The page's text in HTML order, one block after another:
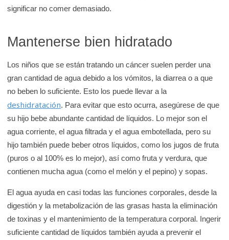
i
e
c
a
d
e
K
i
d
s
H
significar no comer demasiado.
Mantenerse bien hidratado
Los niños que se están tratando un cáncer suelen perder una
gran cantidad de agua debido a los vómitos, la diarrea o a que
no beben lo suficiente. Esto los puede llevar a la
deshidratación. Para evitar que esto ocurra, asegúrese de que
su hijo bebe abundante cantidad de líquidos. Lo mejor son el
agua corriente, el agua filtrada y el agua embotellada, pero su
hijo también puede beber otros líquidos, como los jugos de fruta
(puros o al 100% es lo mejor), así como fruta y verdura, que
contienen mucha agua (como el melón y el pepino) y sopas.
El agua ayuda en casi todas las funciones corporales, desde la
digestión y la metabolización de las grasas hasta la eliminación
de toxinas y el mantenimiento de la temperatura corporal. Ingerir
suficiente cantidad de líquidos también ayuda a prevenir el